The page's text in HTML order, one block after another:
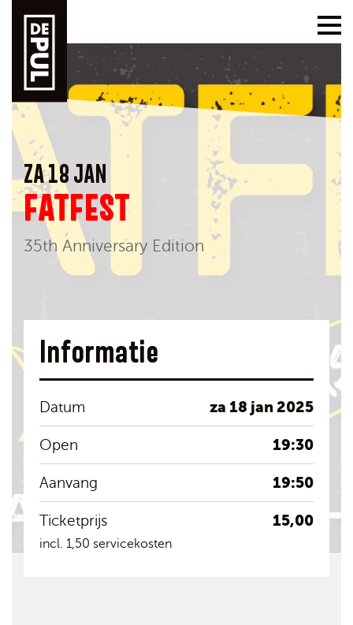
ZA 18 JAN
FATFEST
35th Anniversary Edition
Informatie
Datum za 18 jan 2025
Open 19:30
Aanvang 19:50
Ticketprijs 15,00
incl. 1,50 servicekosten